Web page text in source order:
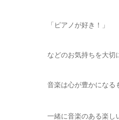
「ピアノが好き！」
などのお気持ちを大切
音楽は心が豊かになる
一緒に音楽のある楽し